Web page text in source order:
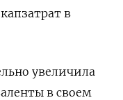
в
увеличила
в своем